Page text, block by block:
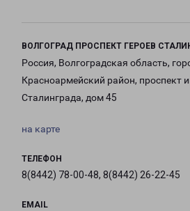
ВОЛГОГРАД ПРОСПЕКТ ГЕРОЕВ
Россия, Волгоградская область,
Красноармейский район, проспект
Сталинграда, дом 45
на карте
ТЕЛЕФОН
8(8442) 78-00-48, 8(8442) 26-22-45
EMAIL